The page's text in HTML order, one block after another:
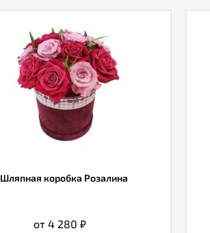
Шляпная коробка Розалина
от 4 280 ₽